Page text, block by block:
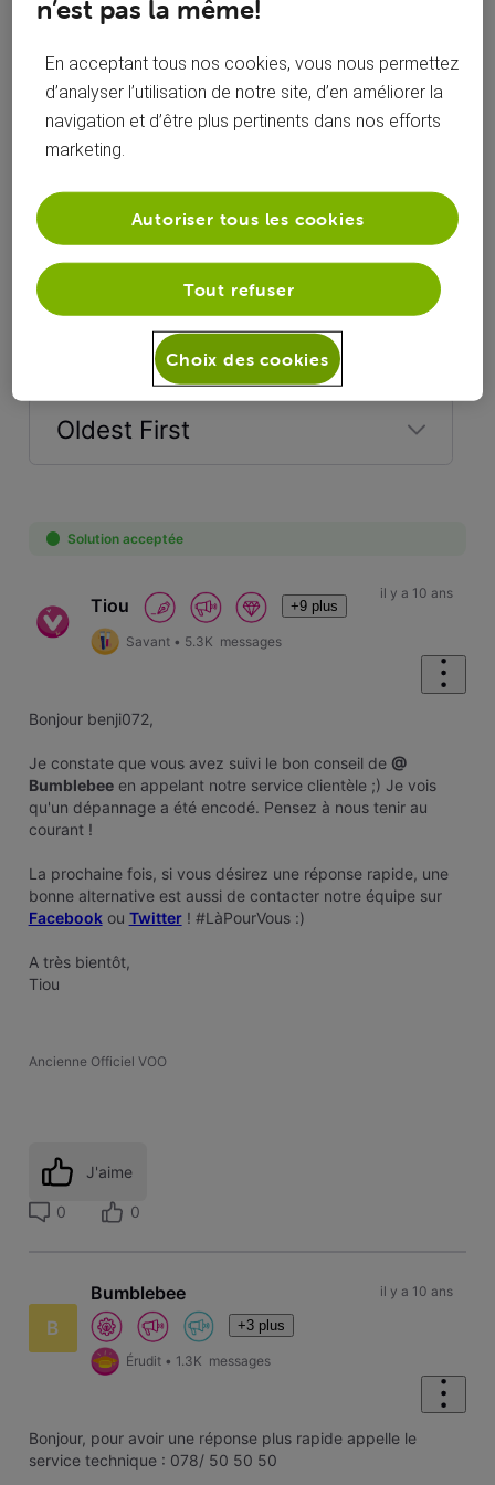
Réponses
Oldest First
First
Solution acceptée
Tiou +9 plus
Savant • 5.3K messages
il y a 10 ans
Bonjour benji072,
Je constate que vous avez suivi le bon conseil de @
Bumblebeeen appelant notre service clientèle ;) Je vois
qu'un dépannage a été encodé. Pensez à nous tenir au
courant !
La prochaine fois, si vous désirez une réponse rapide, une
bonne alternative est aussi de contacter notre équipe sur
Facebookou Twitter! #LàPourVous :)
A très bientôt,
Tiou
Ancienne Officiel VOO
J'aime
0 0
B
Bumblebee
+3 plus
Érudit • 1.3K messages
il y a 10 ans
Bonjour, pour avoir une réponse plus rapide appelle le
service technique : 078/ 50 50 50
n’est pas la même!
En acceptant tous nos cookies, vous nous permettez
d’analyser l’utilisation de notre site, d’en améliorer la
navigation et d’être plus pertinents dans nos efforts
marketing.
Tout refuser
Autoriser tous les cookies
Choix des cookies